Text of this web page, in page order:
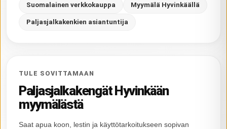
Suomalainen verkkokauppa Myymälä Hyvinkäällä
Paljasjalkakenkien asiantuntija
TULE SOVITTAMAAN
Paljasjalkakengät Hyvinkään
myymälästä
Saat apua koon, lestin ja käyttötarkoitukseen sopivan